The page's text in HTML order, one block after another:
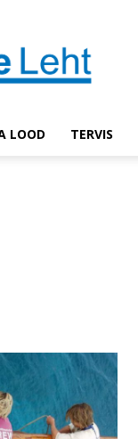
LOOD TERVIS